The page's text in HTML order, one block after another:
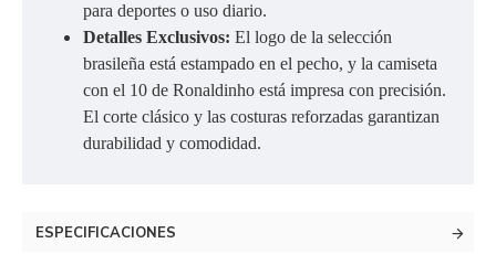
para deportes o uso diario.
Detalles Exclusivos: El logo de la selección
brasileña está estampado en el pecho, y la camiseta
con el 10 de Ronaldinho está impresa con precisión.
El corte clásico y las costuras reforzadas garantizan
durabilidad y comodidad.
ESPECIFICACIONES